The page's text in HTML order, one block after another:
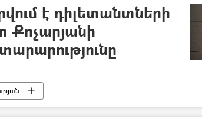
է դիլետանտների
Քոչարյանի
սկանդալային ձայնագրությունը